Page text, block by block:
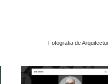
Fotografia de